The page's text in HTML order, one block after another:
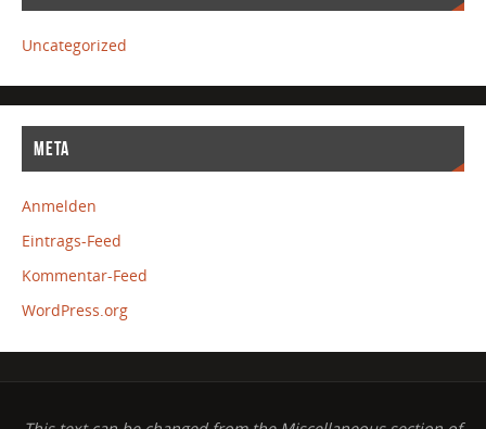
Uncategorized
META
Anmelden
Eintrags-Feed
Kommentar-Feed
WordPress.org